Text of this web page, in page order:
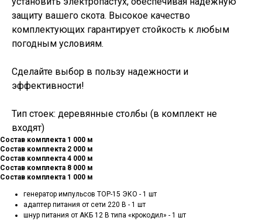
защиту вашего скота. Высокое качество
комплектующих гарантирует стойкость к любым
погодным условиям.
Сделайте выбор в пользу надежности и
эффективности!
Тип стоек: деревянные столбы (в комплект не
входят)
Состав комплекта 1 000 м
Состав комплекта 2 000 м
Состав комплекта 4 000 м
Состав комплекта 8 000 м
Состав комплекта 1 000 м
генератор импульсов ТОР-15 ЭКО - 1 шт
адаптер питания от сети 220 В - 1 шт
шнур питания от АКБ 12 В типа «крокодил» - 1 шт